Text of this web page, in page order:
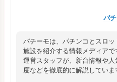
パ
パチーモは、パチンコとスロッ
施設を紹介する情報メディアで
運営スタッフが、新台情報や
度などを徹底的に解説していま